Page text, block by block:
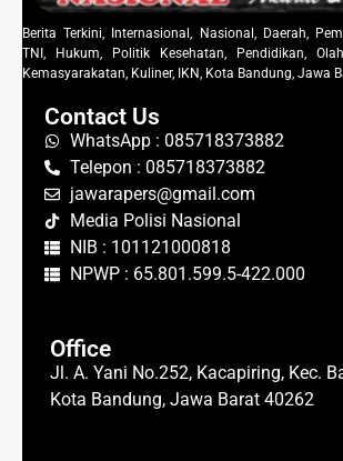
Berita Terkini, Internasional, Nasional, Daerah,
TNI, Hukum, Politik Kesehatan, Pendidikan,
Kemasyarakatan, Kuliner, IKN, Kota Bandung, Jawa
Contact Us
WhatsApp : 085718373882
Telepon : 085718373882
jawarapers@gmail.com
Media Polisi Nasional
NIB : 101121000818
NPWP : 65.801.599.5-422.000
Office
Jl. A. Yani No.252, Kacapiring, Kec.
Kota Bandung, Jawa Barat 40262